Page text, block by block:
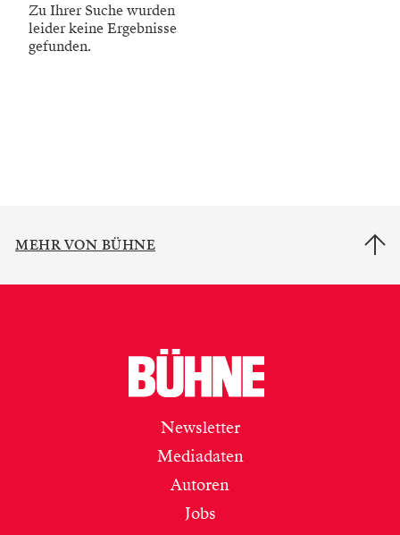
Zu Ihrer Suche wurden
leider keine Ergebnisse
gefunden.
MEHR VON BÜHNE
Newsletter
Mediadaten
Autoren
Jobs